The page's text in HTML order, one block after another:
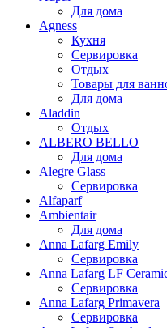
Для дома
Agness
Кухня
Сервировка
Отдых
Товары для
Для дома
Aladdin
Отдых
ALBERO BELLO
Для дома
Alegre Glass
Сервировка
Alfaparf
Ambientair
Для дома
Anna Lafarg Emily
Сервировка
Anna Lafarg LF
Сервировка
Anna Lafarg Primavera
Сервировка